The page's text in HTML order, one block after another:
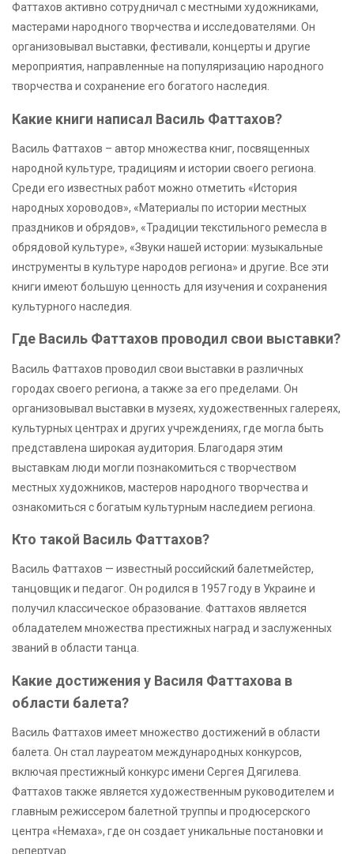
Фаттахов активно сотрудничал с местными художниками,
мастерами народного творчества и исследователями. Он
организовывал выставки, фестивали, концерты и другие
мероприятия, направленные на популяризацию народного
творчества и сохранение его богатого наследия.
Какие книги написал Василь Фаттахов?
Василь Фаттахов – автор множества книг, посвященных
народной культуре, традициям и истории своего региона.
Среди его известных работ можно отметить «История
народных хороводов», «Материалы по истории местных
праздников и обрядов», «Традиции текстильного ремесла в
обрядовой культуре», «Звуки нашей истории: музыкальные
инструменты в культуре народов региона» и другие. Все эти
книги имеют большую ценность для изучения и сохранения
культурного наследия.
Где Василь Фаттахов проводил свои выставки?
Василь Фаттахов проводил свои выставки в различных
городах своего региона, а также за его пределами. Он
организовывал выставки в музеях, художественных галереях,
культурных центрах и других учреждениях, где могла быть
представлена широкая аудитория. Благодаря этим
выставкам люди могли познакомиться с творчеством
местных художников, мастеров народного творчества и
ознакомиться с богатым культурным наследием региона.
Кто такой Василь Фаттахов?
Василь Фаттахов — известный российский балетмейстер,
танцовщик и педагог. Он родился в 1957 году в Украине и
получил классическое образование. Фаттахов является
обладателем множества престижных наград и заслуженных
званий в области танца.
Какие достижения у Василя Фаттахова в
области балета?
Василь Фаттахов имеет множество достижений в области
балета. Он стал лауреатом международных конкурсов,
включая престижный конкурс имени Сергея Дягилева.
Фаттахов также является художественным руководителем и
главным режиссером балетной труппы и продюсерского
центра «Немаха», где он создает уникальные постановки и
репертуар.